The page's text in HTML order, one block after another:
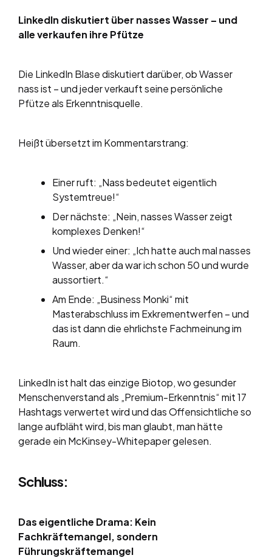
LinkedIn diskutiert über nasses Wasser – und
alle verkaufen ihre Pfütze
Die LinkedIn Blase diskutiert darüber, ob Wasser
nass ist – und jeder verkauft seine persönliche
Pfütze als Erkenntnisquelle.
Heißt übersetzt im Kommentarstrang:
Einer ruft: „Nass bedeutet eigentlich
Systemtreue!“
Der nächste: „Nein, nasses Wasser zeigt
komplexes Denken!“
Und wieder einer: „Ich hatte auch mal nasses
Wasser, aber da war ich schon 50 und wurde
aussortiert.“
Am Ende: „Business Monki“ mit
Masterabschluss im Exkrementwerfen – und
das ist dann die ehrlichste Fachmeinung im
Raum.
LinkedIn ist halt das einzige Biotop, wo gesunder
Menschenverstand als „Premium-Erkenntnis“ mit 17
Hashtags verwertet wird und das Offensichtliche so
lange aufbläht wird, bis man glaubt, man hätte
gerade ein McKinsey-Whitepaper gelesen.
Schluss:
Das eigentliche Drama: Kein
Fachkräftemangel, sondern
Führungskräftemangel